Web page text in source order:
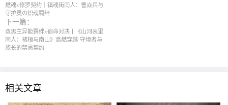
燃魂x修罗契约｜镇魂街同人：曹焱兵与
守护灵の炽魂羁绊
下一篇：
双男主异能羁绊x宿命对决丨《山河表里
同人：褚桓与南山》高燃穿越·守境者与
族长的禁忌契约
相关文章